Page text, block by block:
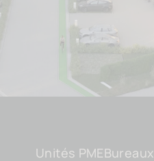
Unités PMEBureaux